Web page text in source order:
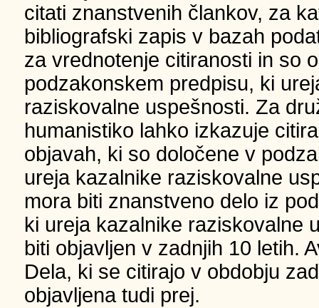
citati znanstvenih člankov, za
bibliografski zapis v bazah
za vrednotenje citiranosti in so
podzakonskem predpisu, ki
raziskovalne uspešnosti. Za
humanistiko lahko izkazuje
objavah, ki so določene v
ureja kazalnike raziskovalne
mora biti znanstveno delo iz
ki ureja kazalnike raziskovalne
biti objavljen v zadnjih 10 letih.
Dela, ki se citirajo v obdobju
objavljena tudi prej.